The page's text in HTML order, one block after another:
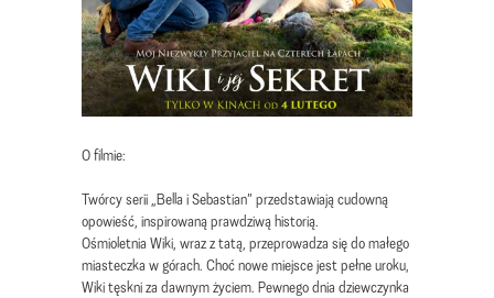
O filmie:
Twórcy serii „Bella i Sebastian” przedstawiają cudowną
opowieść, inspirowaną prawdziwą historią.
Ośmioletnia Wiki, wraz z tatą, przeprowadza się do małego
miasteczka w górach. Choć nowe miejsce jest pełne uroku,
Wiki tęskni za dawnym życiem. Pewnego dnia dziewczynka